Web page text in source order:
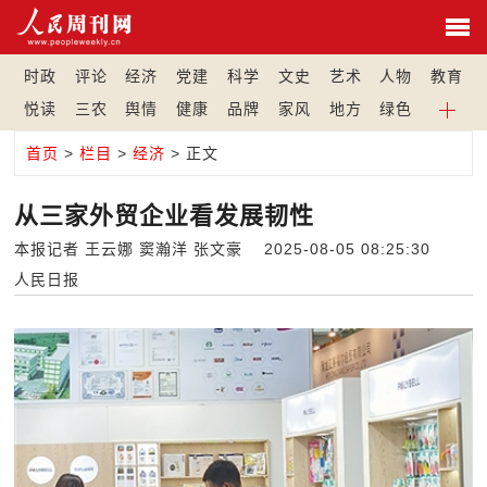
时政 评论 经济 党建 科学 文史 艺术 人物
教育
悦读
三农 舆情 健康 品牌 家风 地方 绿色
首页 >栏目 >经济 > 正文
从三家外贸企业看发展韧性
本报记者 王云娜 窦瀚洋 张文豪 2025-08-05 08:25:30
人民日报